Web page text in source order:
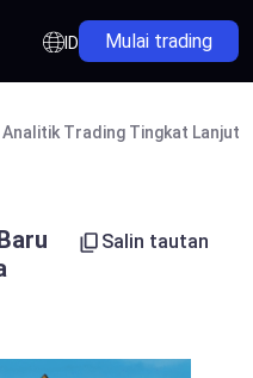
ID Mulai trading
Analitik Trading Tingkat Lanjut
Salin tautan